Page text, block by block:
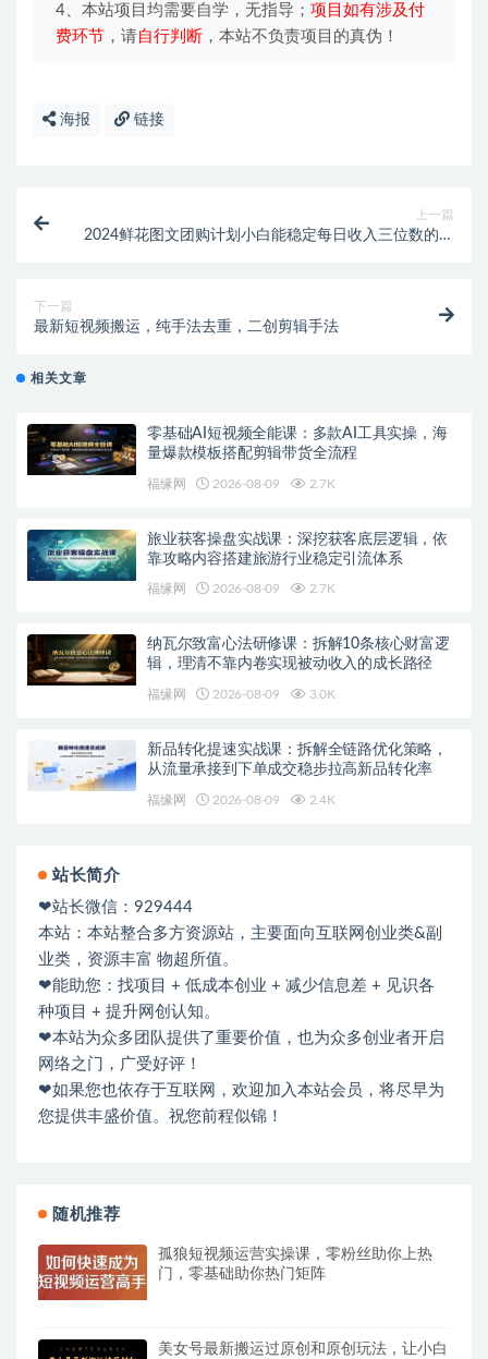
4、本站项目均需要自学，无指导； 项目如有涉及付
费环节 ，请自行判断 ，本站不负责项目的真伪！
海报 链接
上一篇
2024鲜花图文团购计划小白能稳定每日收入三位数的项
下一篇
最新短视频搬运，纯手法去重，二创剪辑手法
相关文章
零基础AI短视频全能课：多款AI工具实操，海
量爆款模板搭配剪辑带货全流程
福缘网 2026-08-09 2.7K
旅业获客操盘实战课：深挖获客底层逻辑，依
靠攻略内容搭建旅游行业稳定引流体系
福缘网 2026-08-09 2.7K
纳瓦尔致富心法研修课：拆解10条核心财富逻
辑，理清不靠内卷实现被动收入的成长路径
福缘网 2026-08-09 3.0K
新品转化提速实战课：拆解全链路优化策略，
从流量承接到下单成交稳步拉高新品转化率
福缘网 2026-08-09 2.4K
站长简介
❤站长微信：929444
本站：本站整合多方资源站，主要面向互联网创业类&副
业类，资源丰富 物超所值。
❤能助您：找项目 + 低成本创业 + 减少信息差 + 见识各
种项目 + 提升网创认知。
❤本站为众多团队提供了重要价值，也为众多创业者开启
网络之门，广受好评！
❤如果您也依存于互联网，欢迎加入本站会员，将尽早为
您提供丰盛价值。祝您前程似锦！
随机推荐
孤狼短视频运营实操课，零粉丝助你上热
门，零基础助你热门矩阵
美女号最新搬运过原创和原创玩法，让小白